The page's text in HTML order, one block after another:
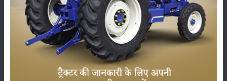
खर्चों की बचत होती है। तथा भूमि उपज में 3 से 4% की बढ़ोतरी होती है।
ब्लेड हैरो उपकरण का इस्तेमाल
या उपकरण स्टील का बना हुआ होता हैं, इसका मुख्य कार्य खरपतवार निकालने के लिए
होता है। इस उपकरण में लगे ब्लेड के जरिए खरपतवार आसानी से निकाले जाते हैं।
तथा इस उपकरण में लोहे के बड़े बड़े कांटे भी लगे होते।